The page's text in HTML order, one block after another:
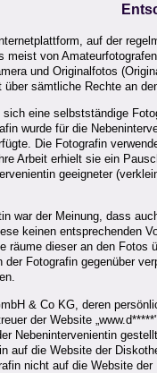
auf der
meist von
und Originalfotos
über sämtliche Rechte an
eine selbstständige
wurde für die
Die Fotografin
Arbeit erhielt sie ein
geeigneter
war der Meinung, dass
keinen entsprechenden
räume dieser an den
Fotografin gegenüber
& Co KG, deren
der Website
Nebenintervenientin
auf die Website der
nicht auf die Website